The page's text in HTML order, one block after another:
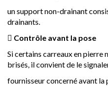
un support non-drainant
drainants.
 Contrôle avant la pose
Si certains carreaux en pierre
brisés, il convient de le
fournisseur concerné avant